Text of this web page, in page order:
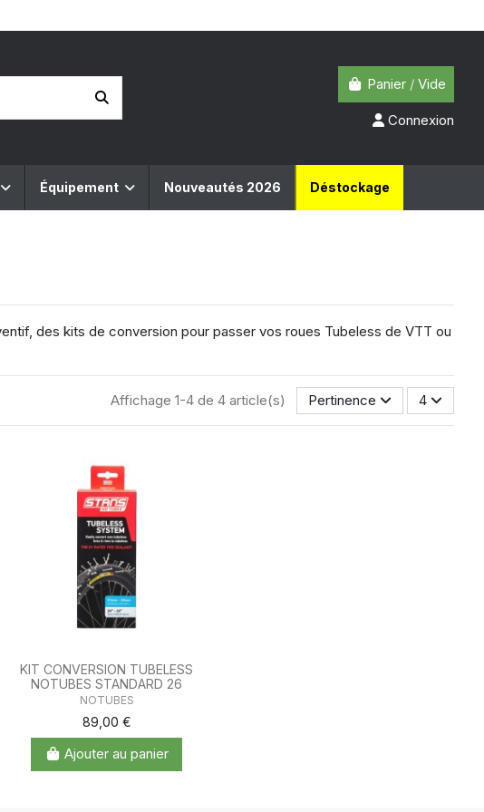
Panier / Vide
Connexion
Équipement Nouveautés 2026 Déstockage
des kits de conversion pour passer vos roues Tubeless de VTT ou
Affichage 1-4 de 4 article(s) Pertinence 4
KIT CONVERSION TUBELESS
NOTUBES STANDARD 26
NOTUBES
89,00 €
Ajouter au panier